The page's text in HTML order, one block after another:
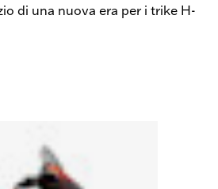
di una nuova era per i trike H-